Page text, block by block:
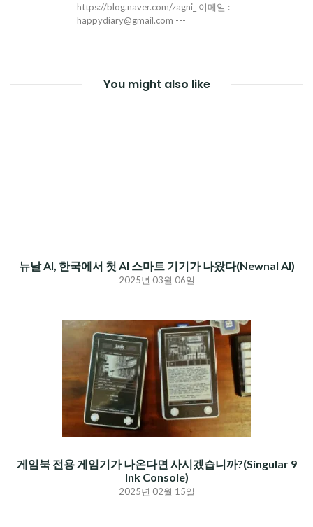
https://blog.naver.com/zagni_ 이메일 :
happydiary@gmail.com ---
You might also like
뉴날 AI, 한국에서 첫 AI 스마트 기기가 나왔다(Newnal AI)
2025년 03월 06일
게임북 전용 게임기가 나온다면 사시겠습니까?(Singular 9
Ink Console)
2025년 02월 15일